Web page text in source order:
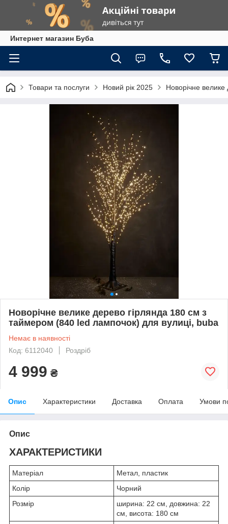
Интернет магазин Буба
Товари та послуги Новий рік 2025 Новорічне
Новорічне велике дерево гірлянда 180 см з
таймером (840 led лампочок) для вулиці, buba
Немає в наявності
Код: 6112040
Роздріб
4 999 ₴
Опис Характеристики Доставка Оплата Умови
Опис
ХАРАКТЕРИСТИКИ
Матеріал
Метал, пластик
Колір
Чорний
Розмір
ширина: 22 см, довжина: 22
см, висота: 180 см